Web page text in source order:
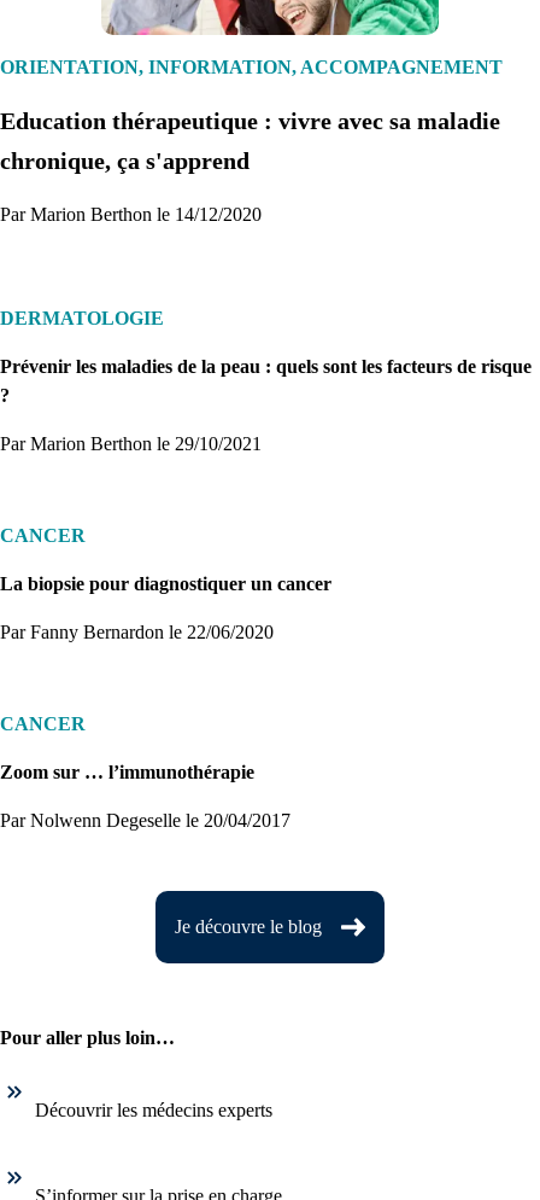
Créez un compte et récupérez votre dossier médical en parallèle
Je commence
ORIENTATION, INFORMATION, ACCOMPAGNEMENT
Education thérapeutique : vivre avec sa maladie
chronique, ça s'apprend
Par Marion Berthon le 14/12/2020
DERMATOLOGIE
Prévenir les maladies de la peau : quels sont les facteurs de risque
?
Par Marion Berthon le 29/10/2021
CANCER
La biopsie pour diagnostiquer un cancer
Par Fanny Bernardon le 22/06/2020
CANCER
Zoom sur … l’immunothérapie
Par Nolwenn Degeselle le 20/04/2017
Je découvre le blog
Pour aller plus loin…
Découvrir les médecins experts